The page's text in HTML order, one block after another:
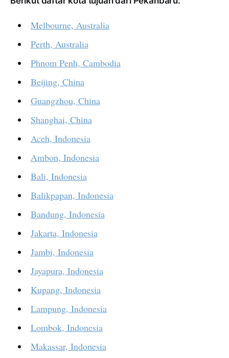
Melbourne, Australia
Perth, Australia
Phnom Penh, Cambodia
Beijing, China
Guangzhou, China
Shanghai, China
Aceh, Indonesia
Ambon, Indonesia
Bali, Indonesia
Balikpapan, Indonesia
Bandung, Indonesia
Jakarta, Indonesia
Jambi, Indonesia
Jayapura, Indonesia
Kupang, Indonesia
Lampung, Indonesia
Lombok, Indonesia
Makassar, Indonesia